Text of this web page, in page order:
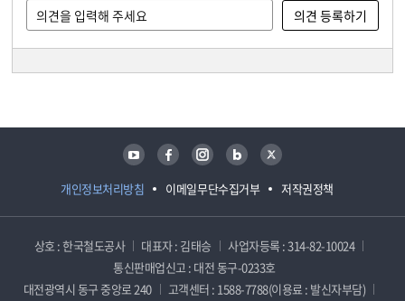
개인정보처리방침 이메일무단수집거부 저작권정책
유튜브 페이스북 인스타그램 블로그 트위터
상호 : 한국철도공사 대표자 : 김태승
사업자등록 : 314-82-10024
통신판매업신고 : 대전 동구-0233호
대전광역시 동구 중앙로 240
고객센터 : 1588-7788(이용료 : 발신자부담)